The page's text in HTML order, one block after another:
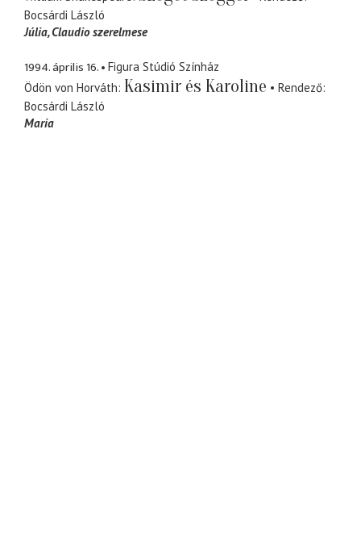
Bocsárdi László
Júlia Claudio szerelmese
1994. április 16.
Figura Stúdió Színház
Ödön von Horváth Kasimir és Karoline
Rendező
Bocsárdi László
Maria